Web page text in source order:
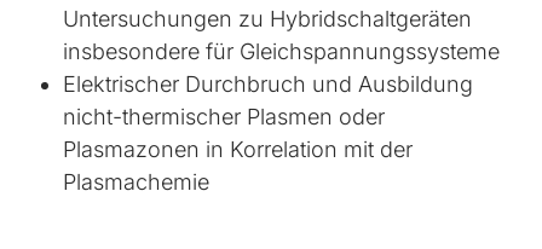
Untersuchungen zu Hybridschaltgeräten
insbesondere für Gleichspannungssysteme
Elektrischer Durchbruch und Ausbildung
nicht-thermischer Plasmen oder
Plasmazonen in Korrelation mit der
Plasmachemie